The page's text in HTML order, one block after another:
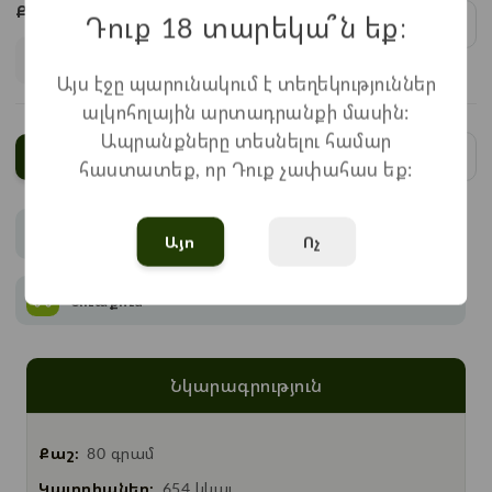
Քանակ:
1x1.000=
Ավելացնել
Վճարում
Առաքում
Նկարագրություն
Քաշ: 80 գրամ
Դուք 18 տարեկա՞ն եք։
Այս էջը պարունակում է տեղեկություններ
ալկոհոլային արտադրանքի մասին:
Ապրանքները տեսնելու համար
հաստատեք, որ Դուք չափահաս եք:
Այո Ոչ